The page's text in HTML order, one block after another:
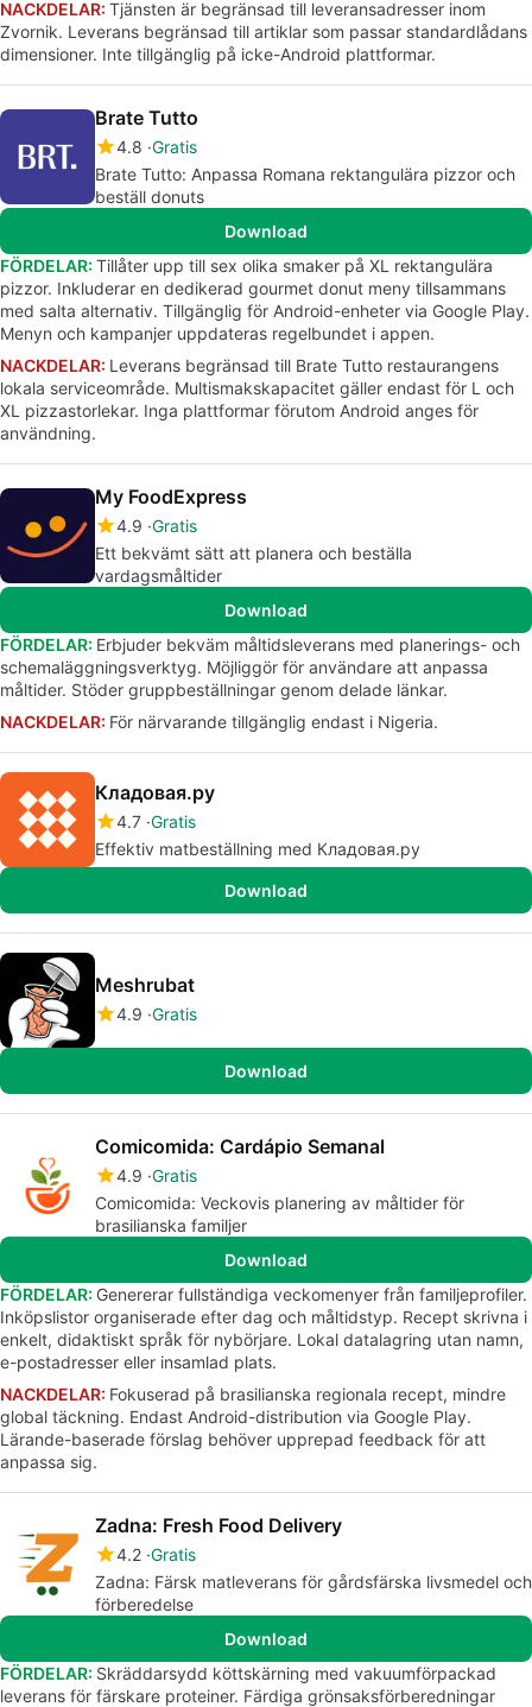
NACKDELAR: Tjänsten är begränsad till leveransadresser inom
Zvornik. Leverans begränsad till artiklar som passar standardlådans
dimensioner. Inte tillgänglig på icke-Android plattformar.
Brate Tutto
4.8 Gratis
Brate Tutto: Anpassa Romana rektangulära pizzor och
beställ donuts
Download
FÖRDELAR: Tillåter upp till sex olika smaker på XL rektangulära
pizzor. Inkluderar en dedikerad gourmet donut meny tillsammans
med salta alternativ. Tillgänglig för Android-enheter via Google Play.
Menyn och kampanjer uppdateras regelbundet i appen.
NACKDELAR: Leverans begränsad till Brate Tutto restaurangens
lokala serviceområde. Multismakskapacitet gäller endast för L och
XL pizzastorlekar. Inga plattformar förutom Android anges för
användning.
My FoodExpress
4.9 Gratis
Ett bekvämt sätt att planera och beställa
vardagsmåltider
Download
FÖRDELAR: Erbjuder bekväm måltidsleverans med planerings- och
schemaläggningsverktyg. Möjliggör för användare att anpassa
måltider. Stöder gruppbeställningar genom delade länkar.
NACKDELAR: För närvarande tillgänglig endast i Nigeria.
Кладовая.ру
4.7 Gratis
Effektiv matbeställning med Кладовая.ру
Download
Meshrubat
4.9 Gratis
Download
Comicomida: Cardápio Semanal
4.9 Gratis
Comicomida: Veckovis planering av måltider för
brasilianska familjer
Download
FÖRDELAR: Genererar fullständiga veckomenyer från familjeprofiler.
Inköpslistor organiserade efter dag och måltidstyp. Recept skrivna i
enkelt, didaktiskt språk för nybörjare. Lokal datalagring utan namn,
e-postadresser eller insamlad plats.
NACKDELAR: Fokuserad på brasilianska regionala recept, mindre
global täckning. Endast Android-distribution via Google Play.
Lärande-baserade förslag behöver upprepad feedback för att
anpassa sig.
Zadna: Fresh Food Delivery
4.2 Gratis
Zadna: Färsk matleverans för gårdsfärska livsmedel och
förberedelse
Download
FÖRDELAR: Skräddarsydd köttskärning med vakuumförpackad
leverans för färskare proteiner. Färdiga grönsaksförberedningar